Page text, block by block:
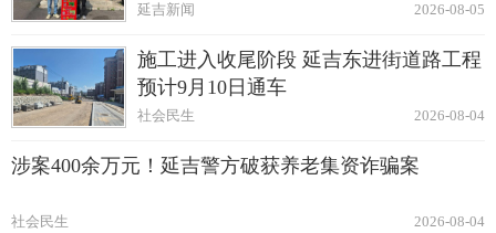
2026-08-05
延吉新闻
施工进入收尾阶段 延吉东进街道路工程
预计9月10日通车
2026-08-04
社会民生
涉案400余万元！延吉警方破获养老集资诈骗案
2026-08-04
社会民生